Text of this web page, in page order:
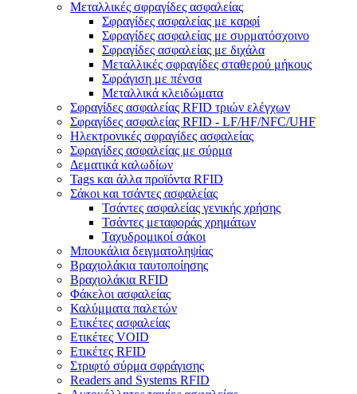
Μεταλλικές σφραγίδες ασφαλείας
Σφραγίδες ασφαλείας με καρφί
Σφραγίδες ασφαλείας με συρματόσχοινο
Σφραγίδες ασφαλείας με διχάλα
Μεταλλικές σφραγίδες σταθερού μήκους
Σφράγιση με πένσα
Μεταλλικά κλειδώματα
Σφραγίδες ασφαλείας RFID τριών ελέγχων
Σφραγίδες ασφαλείας RFID - LF/HF/NFC/UHF
Ηλεκτρονικές σφραγίδες ασφαλείας
Σφραγίδες ασφαλείας με σύρμα
Δεματικά καλωδίων
Tags και άλλα προϊόντα RFID
Σάκοι και τσάντες ασφαλείας
Τσάντες ασφαλείας γενικής χρήσης
Τσάντες μεταφοράς χρημάτων
Ταχυδρομικοί σάκοι
Μπουκάλια δειγματοληψίας
Βραχιολάκια ταυτοποίησης
Βραχιολάκια RFID
Φάκελοι ασφαλείας
Καλύμματα παλετών
Ετικέτες ασφαλείας
Ετικέτες VOID
Ετικέτες RFID
Στριφτό σύρμα σφράγισης
Readers and Systems RFID